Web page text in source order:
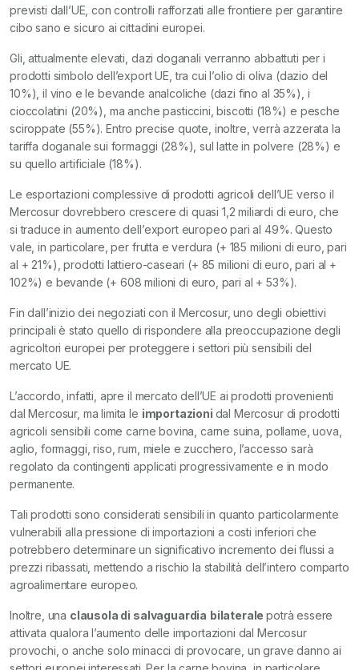
previsti dall’UE, con controlli rafforzati alle frontiere per garantire
cibo sano e sicuro ai cittadini europei.
Gli, attualmente elevati, dazi doganali verranno abbattuti per i
prodotti simbolo dell’export UE, tra cui l’olio di oliva (dazio del
10%), il vino e le bevande analcoliche (dazi fino al 35%), i
cioccolatini (20%), ma anche pasticcini, biscotti (18%) e pesche
sciroppate (55%). Entro precise quote, inoltre, verrà azzerata la
tariffa doganale sui formaggi (28%), sul latte in polvere (28%) e
su quello artificiale (18%).
Le esportazioni complessive di prodotti agricoli dell’UE verso il
Mercosur dovrebbero crescere di quasi 1,2 miliardi di euro, che
si traduce in aumento dell’export europeo pari al 49%. Questo
vale, in particolare, per frutta e verdura (+ 185 milioni di euro, pari
al + 21%), prodotti lattiero-caseari (+ 85 milioni di euro, pari al +
102%) e bevande (+ 608 milioni di euro, pari al + 53%).
Fin dall’inizio dei negoziati con il Mercosur, uno degli obiettivi
principali è stato quello di rispondere alla preoccupazione degli
agricoltori europei per proteggere i settori più sensibili del
mercato UE.
L’accordo, infatti, apre il mercato dell’UE ai prodotti provenienti
dal Mercosur, ma limita le importazioni dal Mercosur di prodotti
agricoli sensibili come carne bovina, carne suina, pollame, uova,
aglio, formaggi, riso, rum, miele e zucchero, l’accesso sarà
regolato da contingenti applicati progressivamente e in modo
permanente.
Tali prodotti sono considerati sensibili in quanto particolarmente
vulnerabili alla pressione di importazioni a costi inferiori che
potrebbero determinare un significativo incremento dei flussi a
prezzi ribassati, mettendo a rischio la stabilità dell’intero comparto
agroalimentare europeo.
Inoltre, una clausola di salvaguardia bilateralepotrà essere
attivata qualora l’aumento delle importazioni dal Mercosur
provochi, o anche solo minacci di provocare, un grave danno ai